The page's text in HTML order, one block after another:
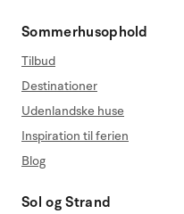
Sommerhusophold
Tilbud
Destinationer
Udenlandske huse
Inspiration til ferien
Blog
Sol og Strand